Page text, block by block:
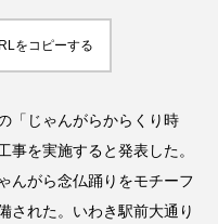
をコピーする
「じゃんがらからくり時
を実施すると発表した。
んがら念仏踊りをモチーフ
された。いわき駅前大通り